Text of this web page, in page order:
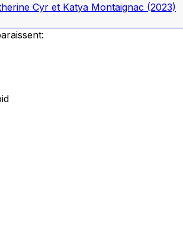
Cyr et Katya Montaignac (2023)